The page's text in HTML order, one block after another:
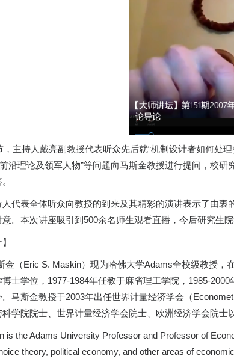
，主持人戴亮副教授代表听众先后就“机制设计者如何处
前沿理论及领军人物”等问题向马斯金教授进行提问，校
人代表全体听众向教授的到来及其精彩的演讲表示了由
。本次讲座吸引到500余名师生观看直播，今后研究生
金（Eric S. Maskin）现为哈佛大学Adams全校级教授
士学位，1977-1984年任教于麻省理工学院，1985-
马斯金教授于2003年出任世界计量经济学会（
学院院士、世界计量经济学会院士、欧洲经济学会院士
is the Adams University Professor and Professor of
theory, political economy, and other areas of